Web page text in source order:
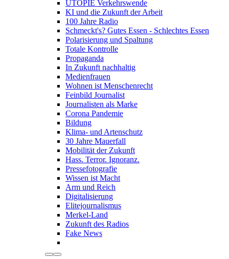
UTOPIE Verkehrswende
KI und die Zukunft der Arbeit
100 Jahre Radio
Schmeckt's? Gutes Essen - Schlechtes Essen
Polarisierung und Spaltung
Totale Kontrolle
Propaganda
In Zukunft nachhaltig
Medienfrauen
Wohnen ist Menschenrecht
Feinbild Journalist
Journalisten als Marke
Corona Pandemie
Bildung
Klima- und Artenschutz
30 Jahre Mauerfall
Mobilität der Zukunft
Hass. Terror. Ignoranz.
Pressefotografie
Wissen ist Macht
Arm und Reich
Digitalisierung
Elitejournalismus
Merkel-Land
Zukunft des Radios
Fake News